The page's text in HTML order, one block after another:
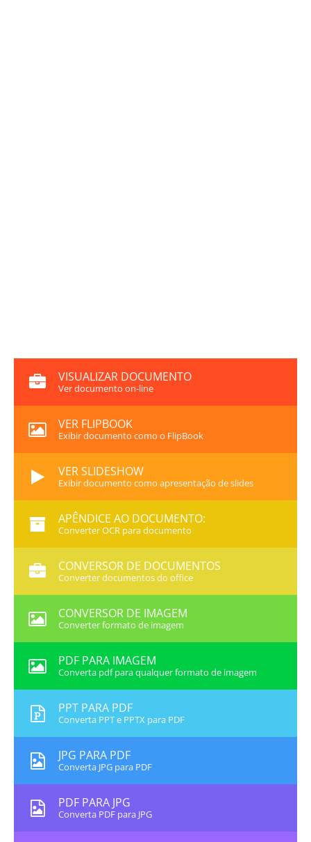
VISUALIZAR DOCUMENTO
Ver documento on-line
VER FLIPBOOK
Exibir documento como o FlipBook
VER SLIDESHOW
Exibir documento como apresentação de slides
APÊNDICE AO DOCUMENTO:
Converter OCR para documento
CONVERSOR DE DOCUMENTOS
Converter documentos do office
CONVERSOR DE IMAGEM
Converter formato de imagem
PDF PARA IMAGEM
Converta pdf para qualquer formato de imagem
PPT PARA PDF
Converta PPT e PPTX para PDF
JPG PARA PDF
Converta JPG para PDF
PDF PARA JPG
Converta PDF para JPG